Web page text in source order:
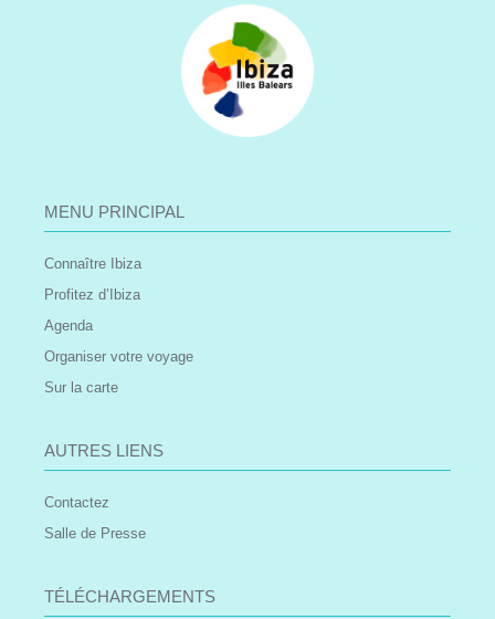
MENU PRINCIPAL
Connaître Ibiza
Profitez d’Ibiza
Agenda
Organiser votre voyage
Sur la carte
AUTRES LIENS
Contactez
Salle de Presse
TÉLÉCHARGEMENTS